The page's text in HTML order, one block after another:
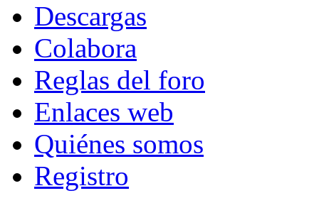
Descargas
Colabora
Reglas del foro
Enlaces web
Quiénes somos
Registro